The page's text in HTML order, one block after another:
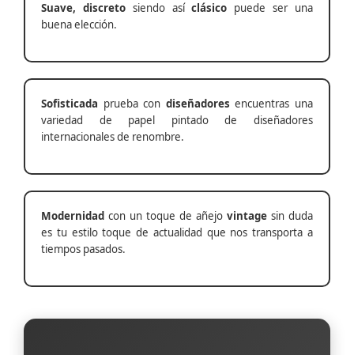
Suave, discretosiendo asíclásico puede ser una
buena elección.
Sofisticada prueba con diseñadores encuentras una
variedad de papel pintado de diseñadores
internacionales de renombre.
Modernidad con un toque de añejo vintage sin duda
es tu estilo toque de actualidad que nos transporta a
tiempos pasados.